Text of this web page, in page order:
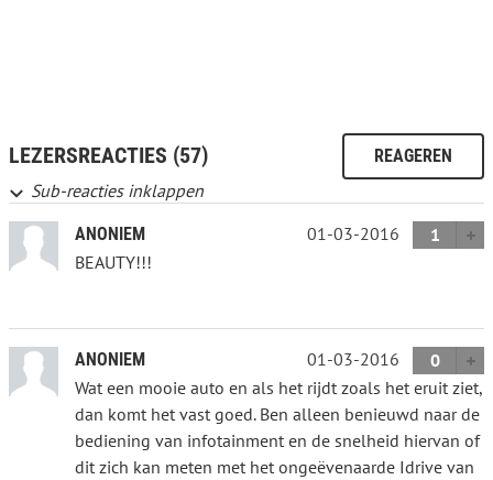
LEZERSREACTIES (57) REAGEREN
Sub-reacties inklappen
ANONIEM 01-03-2016
1
BEAUTY!!!
ANONIEM 01-03-2016
0
Wat een mooie auto en als het rijdt zoals het eruit ziet,
dan komt het vast goed. Ben alleen benieuwd naar de
bediening van infotainment en de snelheid hiervan of
dit zich kan meten met het ongeëvenaarde Idrive van